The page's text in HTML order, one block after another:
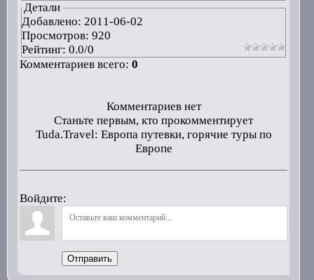
Детали
Добавлено: 2011-06-02
Просмотров: 920
Рейтинг: 0.0/0
Комментариев всего: 0
Комментариев нет
Станьте первым, кто прокомментирует
Tuda.Travel: Европа путевки, горячие туры по
Европе
Войдите:
Отправить